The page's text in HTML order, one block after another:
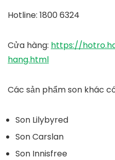
Hotline: 1800 6324
Cửa hàng: https://
hang.html
Các sản phẩm son khác
Son Lilybyred
Son Carslan
Son Innisfree